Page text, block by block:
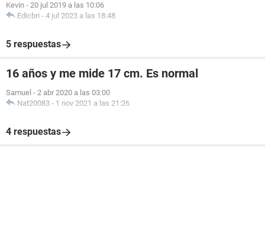
Kevin - 20 jul 2019 a las 10:06
Edicbri - 4 jul 2023 a las 18:48
5 respuestas
16 años y me mide 17 cm. Es normal
Samuel - 2 abr 2020 a las 03:00
Nat20083 - 1 nov 2021 a las 21:26
4 respuestas